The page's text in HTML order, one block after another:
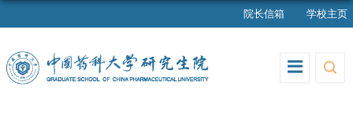
学校主页
院长信箱